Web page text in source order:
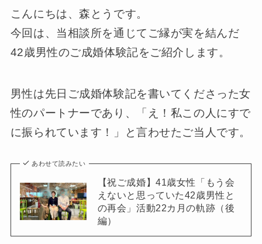
こんにちは、森とうです。
今回は、当相談所を通じてご縁が実を結んだ
42歳男性のご成婚体験記をご紹介します。
男性は先日ご成婚体験記を書いてくださった女
性のパートナーであり、「え！私この人にすで
に振られています！」と言わせたご当人です。
あわせて読みたい
【祝ご成婚】41歳女性「もう会
えないと思っていた42歳男性と
の再会」活動22カ月の軌跡（後
編）